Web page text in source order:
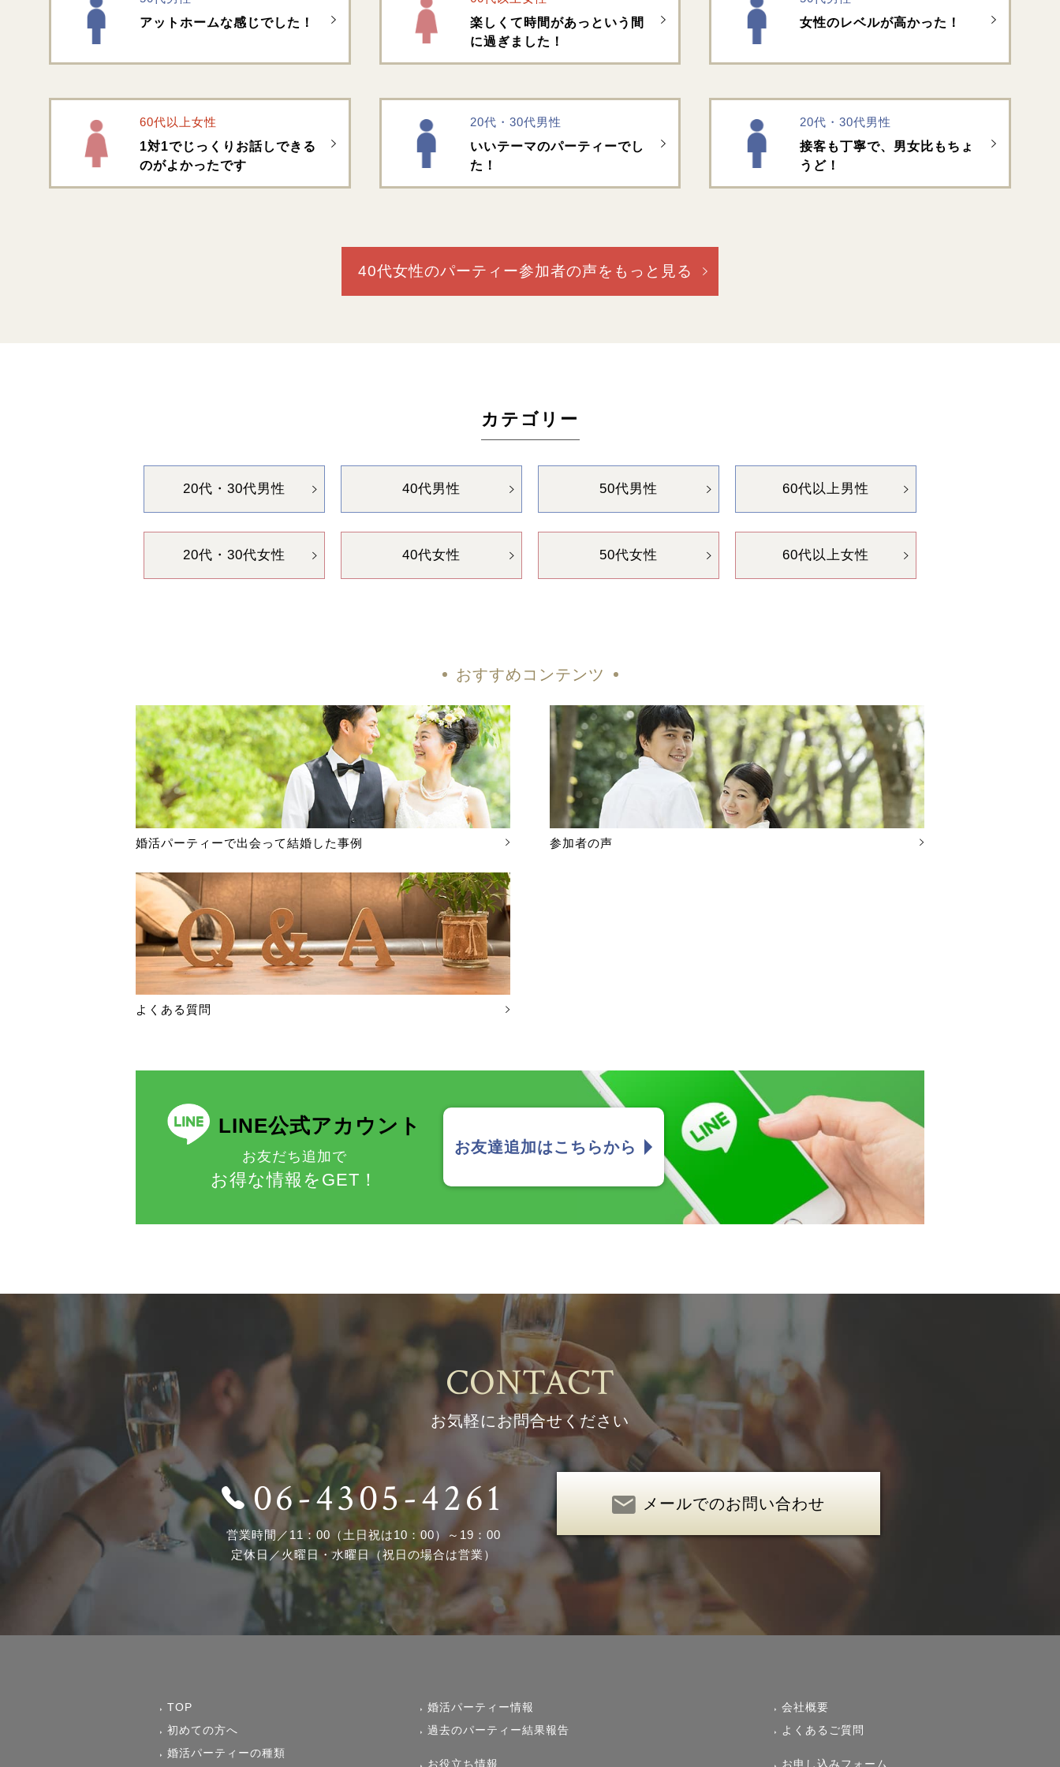
アットホームな感じでした！
楽しくて時間があっという間
に過ぎました！
女性のレベルが高かった！
60代以上女性
1対1でじっくりお話しできる
のがよかったです
20代・30代男性
いいテーマのパーティーでし
た！
20代・30代男性
接客も丁寧で、男女比もちょ
うど！
40代女性のパーティー参加者の声を もっと見る
カテゴリー
20代・30代男性 40代男性 50代男性 60代以上男性
20代・30代女性 40代女性 50代女性 60代以上女性
おすすめコンテンツ
婚活パーティーで出会って結婚した事例 参加者の声
よくある質問
LINE公式アカウント
お友だち追加で
お得な情報をGET！
お友達追加はこちらから
CONTACT
お気軽にお問合せください
06-4305-4261
営業時間／ 11：00（土日祝は10：00）～19：00
定休日／火曜日・水曜日（祝日の場合は営業）
メールでのお問い合わせ
TOP
初めての方へ
婚活パーティーの種類
婚活パーティー情報
過去のパーティー結果報告
お役立ち情報
会社概要
よくあるご質問
お申し込みフォーム